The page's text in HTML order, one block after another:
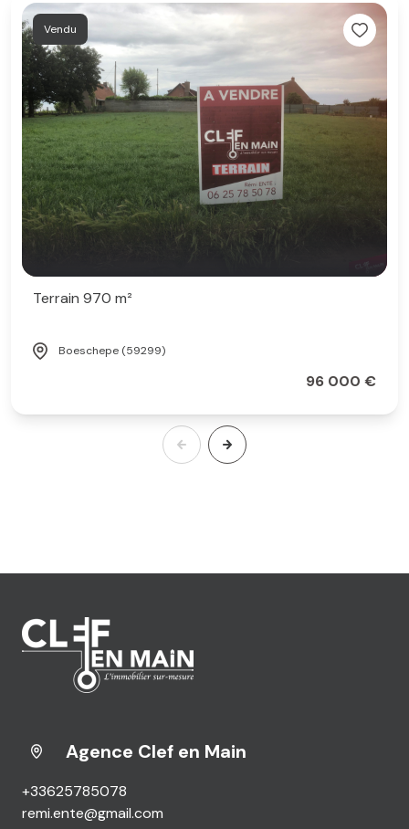
Vendu
Terrain 970 m²
Boeschepe (59299)
96 000 €
Agence Clef en Main
+33625785078
remi.ente@gmail.com